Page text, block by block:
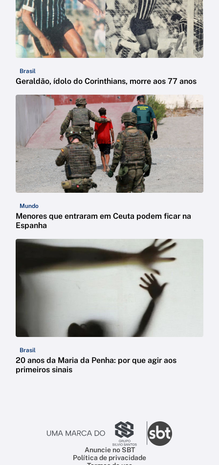
Brasil
Geraldão, ídolo do Corinthians, morre aos 77 anos
Mundo
Menores que entraram em Ceuta podem ficar na
Espanha
Brasil
20 anos da Maria da Penha: por que agir aos
primeiros sinais
Anuncie no SBT
Política de privacidade